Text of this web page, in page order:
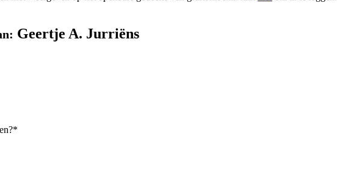
Geertje A. Jurriëns